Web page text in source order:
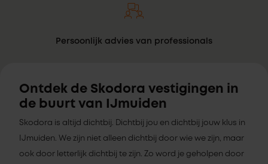
Persoonlijk advies van professionals
Ontdek de Skodora vestigingen in
de buurt van IJmuiden
Skodora is altijd dichtbij. Dichtbij jou en dichtbij jouw klus in
IJmuiden. We zijn niet alleen dichtbij door wie we zijn, maar
ook door letterlijk dichtbij te zijn. Zo word je geholpen door